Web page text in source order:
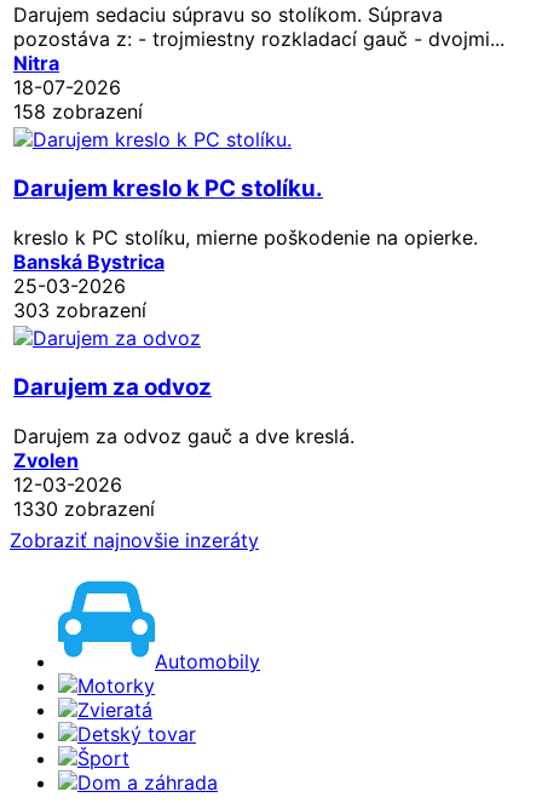
Darujem sedaciu súpravu so stolíkom. Súprava
pozostáva z: - trojmiestny rozkladací gauč - dvojmi...
Nitra
18-07-2026
158 zobrazení
Darujem kreslo k PC stolíku.
kreslo k PC stolíku, mierne poškodenie na opierke.
Banská Bystrica
25-03-2026
303 zobrazení
Darujem za odvoz
Darujem za odvoz gauč a dve kreslá.
Zvolen
12-03-2026
1330 zobrazení
Zobraziť najnovšie inzeráty
Automobily
Motorky
Zvieratá
Detský tovar
Šport
Dom a záhrada